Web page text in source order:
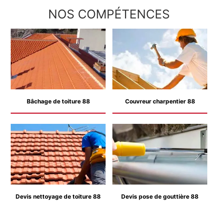
NOS COMPÉTENCES
Bâchage de toiture 88 Couvreur charpentier 88
Devis nettoyage de toiture 88 Devis pose de gouttière 88